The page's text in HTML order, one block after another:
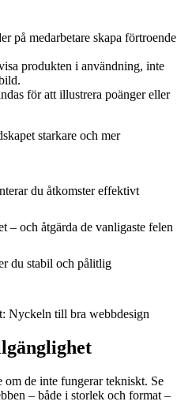
på medarbetare skapa förtroende
produkten i användning, inte
för att illustrera poänger eller
starkare och mer
du åtkomster effektivt
– och åtgärda de vanligaste felen
du stabil och pålitlig
Nyckeln till bra webbdesign
om de inte fungerar tekniskt. Se
– både i storlek och format –